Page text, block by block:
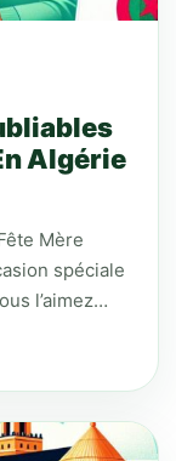
Algérie
Mère
spéciale
l’aimez…